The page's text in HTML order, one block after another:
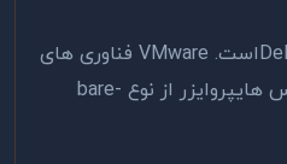
زیرمجموعه تکنولوژی های Dellاست. VMware فناوری های
مجازی سازی خود را بر اساس هایپروایزر از نوع bare-